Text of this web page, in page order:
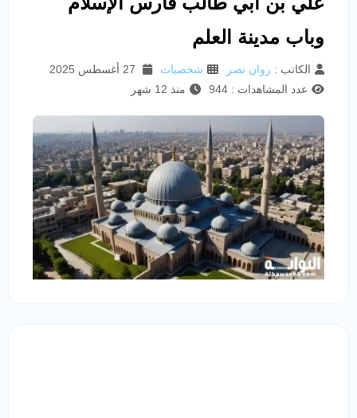
وباب مدينة العلم
الكاتب : روان نصر شخصيات
عدد المشاهدات : 944
منذ 12 شهر